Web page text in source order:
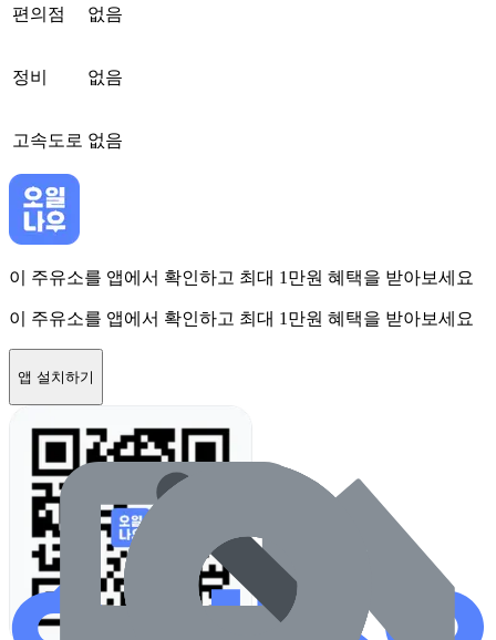
편의점 없음
정비 없음
고속도로 없음
이 주유소를 앱에서 확인하고 최대 1만원 혜택을 받아보세요
이 주유소를 앱에서 확인하고 최대 1만원 혜택을 받아보세요
앱 설치하기